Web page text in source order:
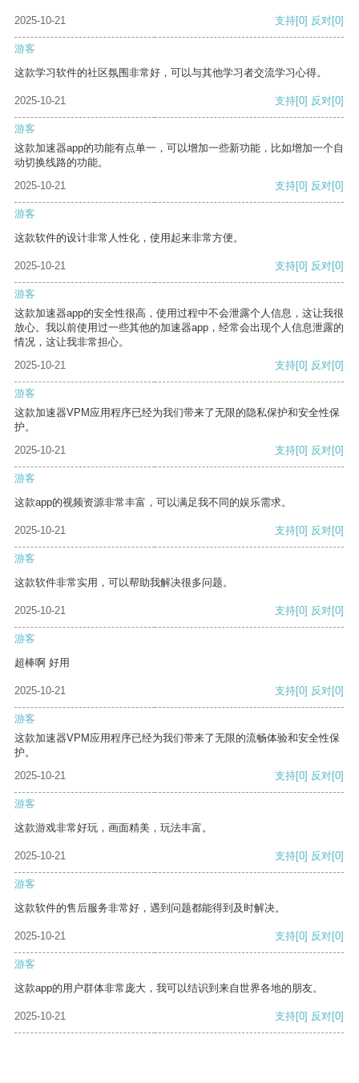
2025-10-21 支持[0] 反对[0]
游客
这款学习软件的社区氛围非常好，可以与其他学习者交流学习心得。
2025-10-21 支持[0] 反对[0]
游客
这款加速器app的功能有点单一，可以增加一些新功能，比如增加一个自
动切换线路的功能。
2025-10-21
支持[0] 反对[0]
游客
这款软件的设计非常人性化，使用起来非常方便。
2025-10-21 支持[0] 反对[0]
游客
这款加速器app的安全性很高，使用过程中不会泄露个人信息，这让我很
放心。我以前使用过一些其他的加速器app，经常会出现个人信息泄露的
情况，这让我非常担心。
2025-10-21
支持[0] 反对[0]
游客
这款加速器VPM应用程序已经为我们带来了无限的隐私保护和安全性保
护。
2025-10-21
支持[0] 反对[0]
游客
这款app的视频资源非常丰富，可以满足我不同的娱乐需求。
2025-10-21 支持[0] 反对[0]
游客
这款软件非常实用，可以帮助我解决很多问题。
2025-10-21 支持[0] 反对[0]
游客
超棒啊 好用
2025-10-21 支持[0] 反对[0]
游客
这款加速器VPM应用程序已经为我们带来了无限的流畅体验和安全性保
护。
2025-10-21
支持[0] 反对[0]
游客
这款游戏非常好玩，画面精美，玩法丰富。
2025-10-21 支持[0] 反对[0]
游客
这款软件的售后服务非常好，遇到问题都能得到及时解决。
2025-10-21 支持[0] 反对[0]
游客
这款app的用户群体非常庞大，我可以结识到来自世界各地的朋友。
2025-10-21 支持[0] 反对[0]